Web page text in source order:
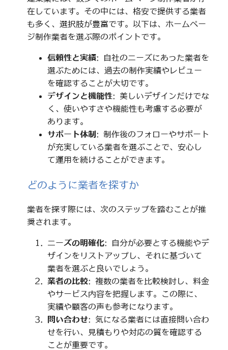
在しています。その中には、格安で提供する業者
も多く、選択肢が豊富です。以下は、ホームペー
ジ制作業者を選ぶ際のポイントです。
信頼性と実績: 自社のニーズにあった業者を
選ぶためには、過去の制作実績やレビュー
を確認することが大切です。
デザインと機能性: 美しいデザインだけでな
く、使いやすさや機能性も考慮する必要が
あります。
サポート体制 : 制作後のフォローやサポート
が充実している業者を選ぶことで、安心し
て運用を続けることができます。
どのように業者を探すか
業者を探す際には、次のステップを踏むことが推
奨されます。
ニーズの明確化: 自分が必要とする機能やデ
ザインをリストアップし、それに基づいて
業者を選ぶと良いでしょう。
業者の比較: 複数の業者を比較検討し、料金
やサービス内容を把握します。この際に、
実績や顧客の声も参考になります。
問い合わせ: 気になる業者には直接問い合わ
せを行い、見積もりや対応の質を確認する
ことが重要です。